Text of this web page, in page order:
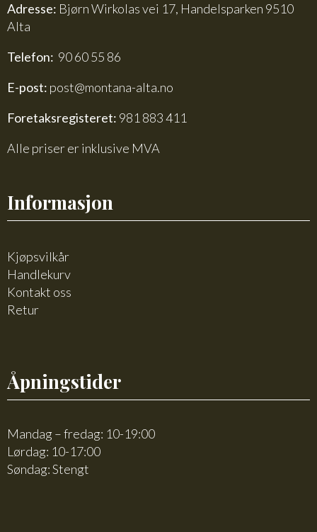
Adresse: Bjørn Wirkolas vei 17, Handelsparken 9510
Alta
Telefon: 90 60 55 86
E-post: post@montana-alta.no
Foretaksregisteret: 981 883 411
Alle priser er inklusive MVA
Informasjon
Kjøpsvilkår
Handlekurv
Kontakt oss
Retur
Åpningstider
Mandag – fredag: 10-19:00
Lørdag: 10-17:00
Søndag: Stengt